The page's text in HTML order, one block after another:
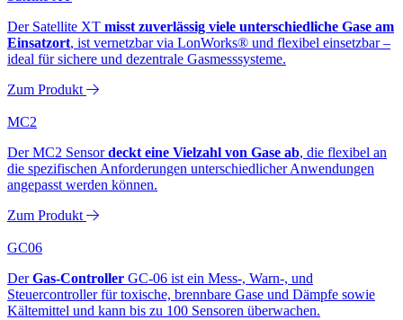
Der Satellite XT misst zuverlässig viele unterschiedliche Gase am
Einsatzort, ist vernetzbar via LonWorks® und flexibel einsetzbar –
ideal für sichere und dezentrale Gasmesssysteme.
Zum Produkt
MC2
Der MC2 Sensordeckt eine Vielzahl von Gase ab, die flexibel an
die spezifischen Anforderungen unterschiedlicher Anwendungen
angepasst werden können.
Zum Produkt
GC06
DerGas-Controller GC-06 ist ein Mess-, Warn-, und
Steuercontroller für toxische, brennbare Gase und Dämpfe sowie
Kältemittel und kann bis zu 100 Sensoren überwachen.